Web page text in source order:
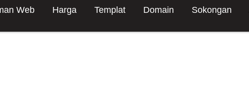
Web Harga Templat Domain Sokongan